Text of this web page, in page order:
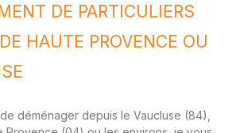
DE PARTICULIERS
HAUTE PROVENCE OU
déménager depuis le Vaucluse (84),